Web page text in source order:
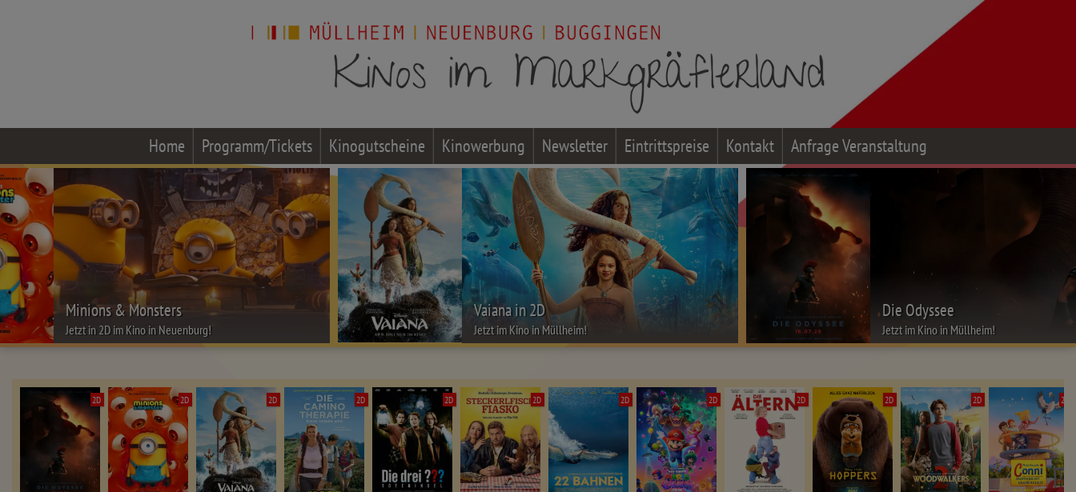
Home Programm/Tickets Kinogutscheine Kinowerbung Newsletter Eintrittspreise Kontakt Anfrage Veranstaltung
Minions & Monsters
Jetzt in 2D im Kino in Neuenburg!
Vaiana in 2D
Jetzt im Kino in Müllheim!
Die Odyssee
Jetzt im Kino in Müllheim!
2D 2D 2D 2D 2D 2D 2D 2D 2D 2D 2D 2D